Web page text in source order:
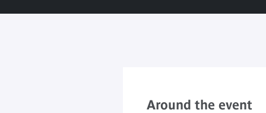
Around the event